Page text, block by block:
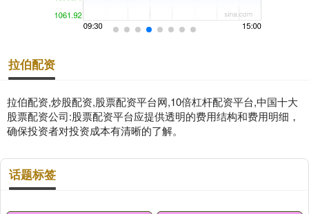
拉伯配资
拉伯配资,炒股配资,股票配资平台网,10倍杠杆配资平台,中国十大
股票配资公司:股票配资平台应提供透明的费用结构和费用明细，
确保投资者对投资成本有清晰的了解。
话题标签